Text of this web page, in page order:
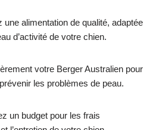
une alimentation de qualité, adaptée
d’activité de votre chien.
votre Berger Australien pour
les problèmes de peau.
un budget pour les frais